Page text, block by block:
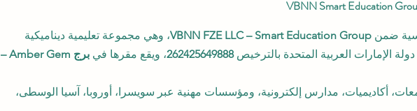
VBNN FZE LLC – Smart Education Group، وهي مجموعة تعليمية ديناميكية
الإمارات العربية المتحدة بالترخيص 262425649888، ويقع مقرها في
برج Amber Gem –
أكاديميات، مدارس إلكترونية، ومؤسسات مهنية عبر سويسرا، أوروبا، آسيا الوسطى،